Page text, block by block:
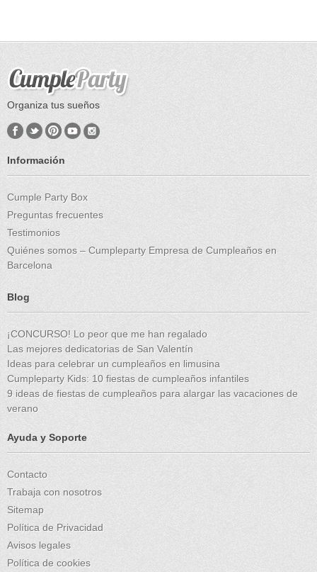
Organiza tus sueños
Información
Cumple Party Box
Preguntas frecuentes
Testimonios
Quiénes somos – Cumpleparty Empresa de Cumpleaños en
Barcelona
Blog
¡CONCURSO! Lo peor que me han regalado
Las mejores dedicatorias de San Valentín
Ideas para celebrar un cumpleaños en limusina
Cumpleparty Kids: 10 fiestas de cumpleaños infantiles
9 ideas de fiestas de cumpleaños para alargar las vacaciones de
verano
Ayuda y Soporte
Contacto
Trabaja con nosotros
Sitemap
Política de Privacidad
Avisos legales
Política de cookies